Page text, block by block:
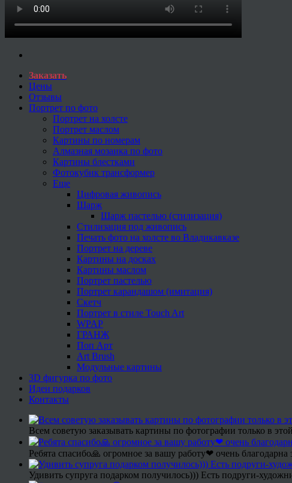
Заказать
Цены
Отзывы
Портрет по фото
Портрет на холсте
Портрет маслом
Картины по номерам
Алмазная мозаика по фото
Картины блестками
Фотокубик трансформер
Еще
Цифровая живопись
Шарж
Шарж пастелью (стилизация)
Стилизация под живопись
Печать фото на холсте во Владикавказе
Портрет на дереве
Картины на досках
Картины маслом
Портрет пастелью
Портрет карандашом (имитация)
Скетч
Портрет в стиле Touch Art
WPAP
ГРАНЖ
Поп Арт
Art Brush
Модульные картины
3D фигурка по фото
Идеи подарков
Контакты
Всем советую заказывать картины по фотографии только в
Ребята спасибо🙏 огромное за вашу работу❤ очень благодарна
Удивить супруга подарком получилось))) Есть подруги-